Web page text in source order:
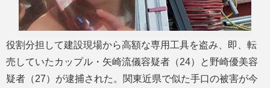
役割分担して建設現場から高額な専用工具を盗み、即、転
売していたカップル・矢崎流儀容疑者（24）と野崎優美容
疑者（27）が逮捕された。関東近県で似た手口の被害が今